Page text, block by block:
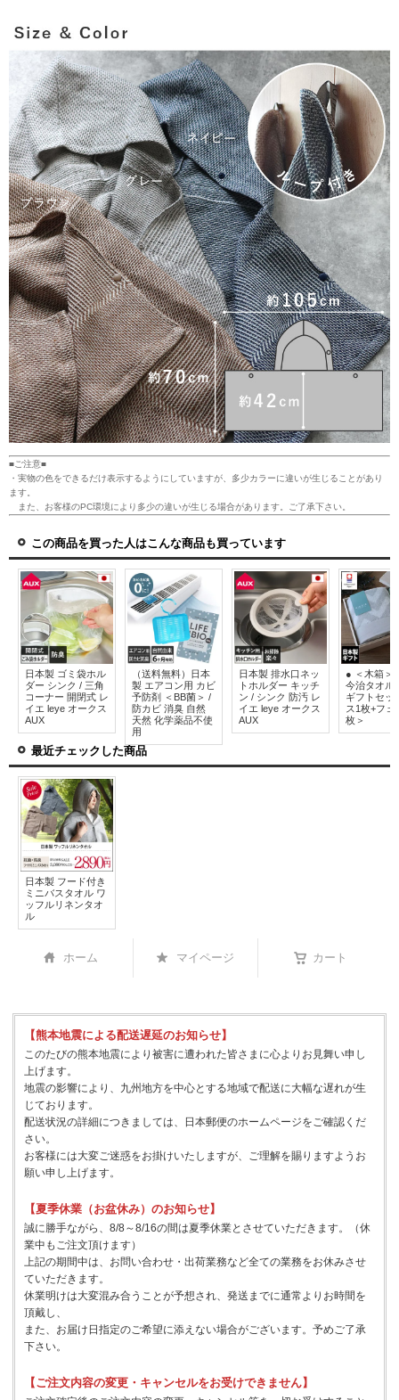
■ご注意■
・実物の色をできるだけ表示するようにしていますが、多少カラーに違いが生じることがあり
ます。
また、お客様のPC環境により多少の違いが生じる場合があります。ご了承下さい。
この商品を買った人はこんな商品も買っています
日本製 ゴミ袋ホル
ダー シンク / 三角
コーナー 開閉式 レ
イエ leye オークス
AUX
（送料無料）日本
製 エアコン用 カビ
予防剤 ＜BB菌＞ /
防カビ 消臭 自然
天然 化学薬品不使
用
日本製 排水口ネッ
トホルダー キッチ
ン / シンク 防汚 レ
イエ leye オークス
AUX
● ＜木箱＞
今治タオル
ギフトセッ
ス1枚+フェ
枚＞
最近チェックした商品
日本製 フード付き
ミニバスタオル ワ
ッフルリネンタオ
ル
ホーム マイページ カート
【熊本地震による配送遅延のお知らせ】
このたびの熊本地震により被害に遭われた皆さまに心よりお見舞い申し
上げます。
地震の影響により、九州地方を中心とする地域で配送に大幅な遅れが生
じております。
配送状況の詳細につきましては、日本郵便のホームページをご確認くだ
さい。
お客様には大変ご迷惑をお掛けいたしますが、ご理解を賜りますようお
願い申し上げます。
【夏季休業（お盆休み）のお知らせ】
誠に勝手ながら、8/8～8/16の間は夏季休業とさせていただきます。（休
業中もご注文頂けます）
上記の期間中は、お問い合わせ・出荷業務など全ての業務をお休みさせ
ていただきます。
休業明けは大変混み合うことが予想され、発送までに通常よりお時間を
頂戴し、
また、お届け日指定のご希望に添えない場合がございます。予めご了承
下さい。
【ご注文内容の変更・キャンセルをお受けできません】